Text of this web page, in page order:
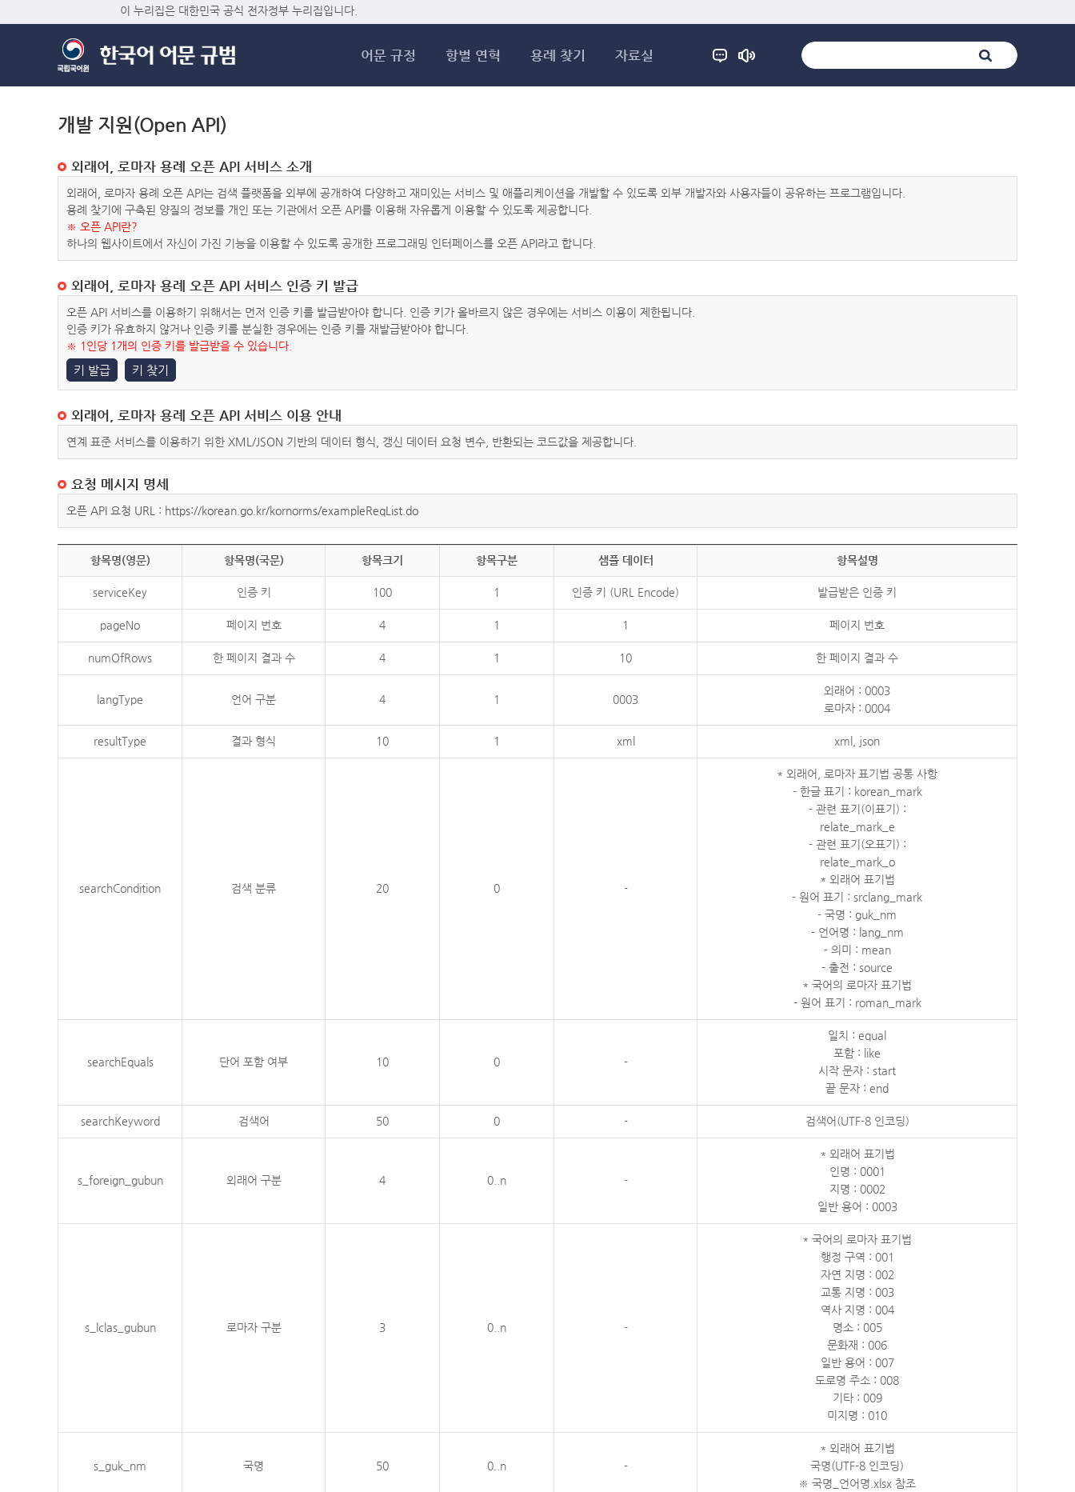
이 누리집은 대한민국 공식 전자정부 누리집입니다.
어문 규정 항별 연혁 용례 찾기 자료실
개발 지원(Open API)
외래어, 로마자 용례 오픈 API 서비스 소개
외래어, 로마자 용례 오픈 API는 검색 플랫폼을 외부에 공개하여 다양하고 재미있는 서비스 및 애플리케이션을 개발할 수 있도록 외부 개발자와 사용자들이 공유하는 프로그램입니다.
용례 찾기에 구축된 양질의 정보를 개인 또는 기관에서 오픈 API를 이용해 자유롭게 이용할 수 있도록 제공합니다.
※ 오픈 API란?
하나의 웹사이트에서 자신이 가진 기능을 이용할 수 있도록 공개한 프로그래밍 인터페이스를 오픈 API라고 합니다.
외래어, 로마자 용례 오픈 API 서비스 인증 키 발급
오픈 API 서비스를 이용하기 위해서는 먼저 인증 키를 발급받아야 합니다. 인증 키가 올바르지 않은 경우에는 서비스 이용이 제한됩니다.
인증 키가 유효하지 않거나 인증 키를 분실한 경우에는 인증 키를 재발급받아야 합니다.
※ 1인당 1개의 인증 키를 발급받을 수 있습니다.
키 발급 키 찾기
외래어, 로마자 용례 오픈 API 서비스 이용 안내
연계 표준 서비스를 이용하기 위한 XML/JSON 기반의 데이터 형식, 갱신 데이터 요청 변수, 반환되는 코드값을 제공합니다.
요청 메시지 명세
오픈 API 요청 URL : https://korean.go.kr/kornorms/exampleReqList.do
항목명(영문) 항목명(국문) 항목크기 항목구분 샘플 데이터 항목설명
serviceKey 인증 키 100 1 인증 키 (URL Encode) 발급받은 인증 키
pageNo 페이지 번호 4 1 1 페이지 번호
numOfRows 한 페이지 결과 수 4 1 10 한 페이지 결과 수
langType 언어 구분 4 1 0003
외래어 : 0003
로마자 : 0004
resultType 결과 형식 10 1 xml xml, json
searchCondition 검색 분류 20 0 -
* 외래어, 로마자 표기법 공통 사항
- 한글 표기 : korean_mark
- 관련 표기(이표기) :
relate_mark_e
- 관련 표기(오표기) :
relate_mark_o
* 외래어 표기법
- 원어 표기 : srclang_mark
- 국명 : guk_nm
- 언어명 : lang_nm
- 의미 : mean
- 출전 : source
* 국어의 로마자 표기법
- 원어 표기 : roman_mark
searchEquals 단어 포함 여부 10 0 -
일치 : equal
포함 : like
시작 문자 : start
끝 문자 : end
searchKeyword 검색어 50 0 - 검색어(UTF-8 인코딩)
s_foreign_gubun 외래어 구분 4 0..n -
* 외래어 표기법
인명 : 0001
지명 : 0002
일반 용어 : 0003
s_lclas_gubun 로마자 구분 3 0..n -
* 국어의 로마자 표기법
행정 구역 : 001
자연 지명 : 002
교통 지명 : 003
역사 지명 : 004
명소 : 005
문화재 : 006
일반 용어 : 007
도로명 주소 : 008
기타 : 009
미지명 : 010
s_guk_nm 국명 50 0..n -
* 외래어 표기법
국명(UTF-8 인코딩)
※ 국명_언어명.xlsx 참조